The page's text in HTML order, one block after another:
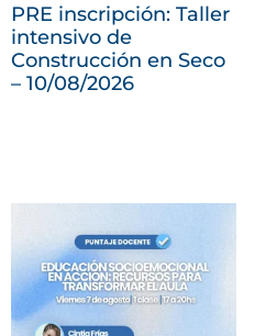
PRE inscripción: Taller
intensivo de
Construcción en Seco
– 10/08/2026